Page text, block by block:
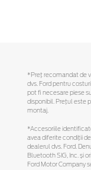
*Preţ recomandat de
dvs. Ford pentru
pot fi necesare piese
disponibil. Preţul este
montaj.
*Accesoriile
avea diferite condiții
dealerul dvs. Ford.
Bluetooth SIG, Inc. și
Ford Motor Company